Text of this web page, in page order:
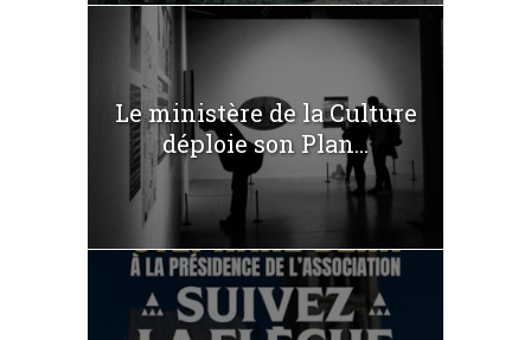
Le ministère de la Culture
déploie son Plan...